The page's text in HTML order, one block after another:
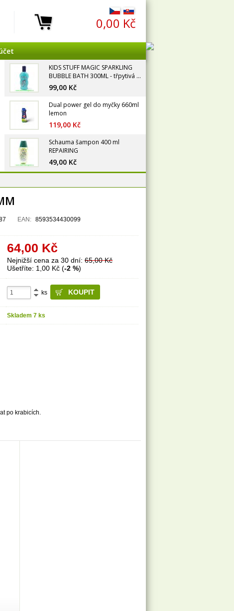
0,00 Kč
KIDS STUFF MAGIC SPARKLING
BUBBLE BATH 300ML - třpytivá ...
99,00 Kč
Dual power gel do myčky 660ml
lemon
119,00 Kč
Schauma šampon 400 ml
REPAIRING
49,00 Kč
EAN: 8593534430099
64,00 Kč
Nejnižší cena za 30 dní: 65,00 Kč
Ušetříte: 1,00 Kč (-2 %)
ks
Skladem 7 ks
po krabicích.